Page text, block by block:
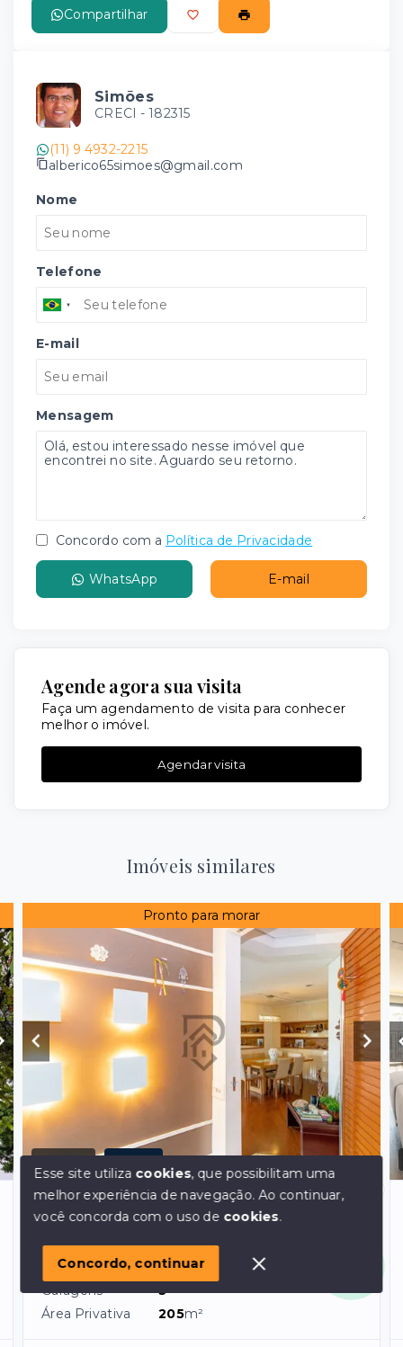
Compartilhar
Simões
CRECI - 182315
(11) 9 4932-2215
alberico65simoes@gmail.com
Nome
Telefone
E-mail
Mensagem
Concordo com a Política de Privacidade
WhatsApp E-mail
Agende agora sua visita
Faça um agendamento de visita para conhecer
melhor o imóvel.
Agendar visita
Imóveis similares
Pronto para morar
VENDA
Vila Mariana - São Paulo/SP, Zona Sul
Apartamento vila mariana pronto para
morar proximo metrô
Dormitórios 3, sendo
suítes
Garagens
3
Área Privativa
205m²
Olá! em posso ajudar?
Esse site utiliza cookies, que possibilitam uma
melhor experiência de navegação.Ao continuar,
você concorda com o uso de cookies.
Concordo, continuar